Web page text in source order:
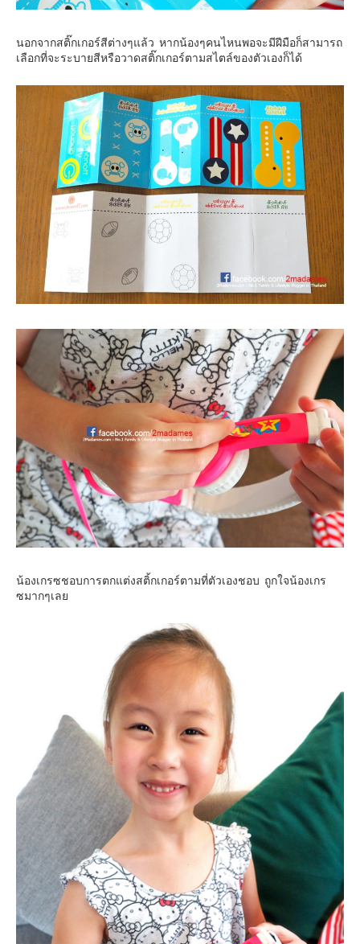
นอกจากสติ๊กเกอร์สีต่างๆแล้ว หากน้องๆคนไหนพอจะมีฝีมือก็สามารถ
เลือกที่จะระบายสีหรือวาดสติ๊กเกอร์ตามสไตล์ของตัวเองก็ได้
น้องเกรซชอบการตกแต่งสติ้กเกอร์ตามที่ตัวเองชอบ ถูกใจน้องเกร
ซมากๆเลย